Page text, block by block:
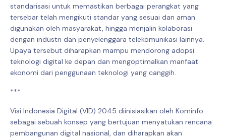
standarisasi untuk memastikan berbagai perangkat yang
tersebar telah mengikuti standar yang sesuai dan aman
digunakan oleh masyarakat, hingga menjalin kolaborasi
dengan industri dan penyelenggara telekomunikasi lainnya.
Upaya tersebut diharapkan mampu mendorong adopsi
teknologi digital ke depan dan mengoptimalkan manfaat
ekonomi dari penggunaan teknologi yang canggih.
***
Visi Indonesia Digital (VID) 2045 diinisiasikan oleh Kominfo
sebagai sebuah konsep yang bertujuan menyatukan rencana
pembangunan digital nasional, dan diharapkan akan